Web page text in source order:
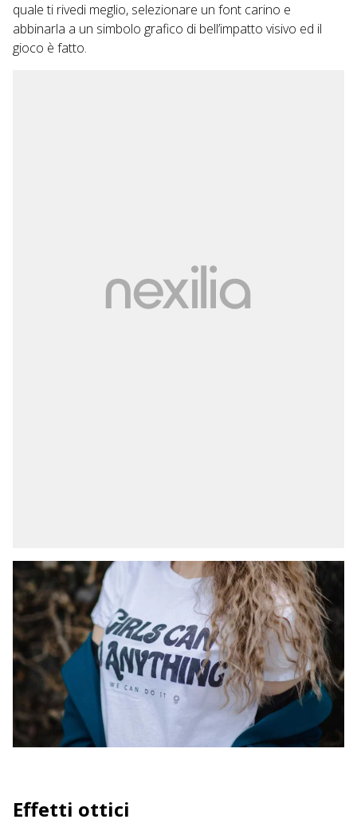
quale ti rivedi meglio, selezionare un font carino e
abbinarla a un simbolo grafico di bell’impatto visivo ed il
gioco è fatto.
Effetti ottici